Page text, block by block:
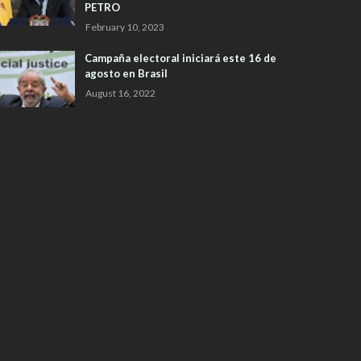
PETRO
February 10, 2023
Campaña electoral iniciará este 16 de
agosto en Brasil
August 16, 2022